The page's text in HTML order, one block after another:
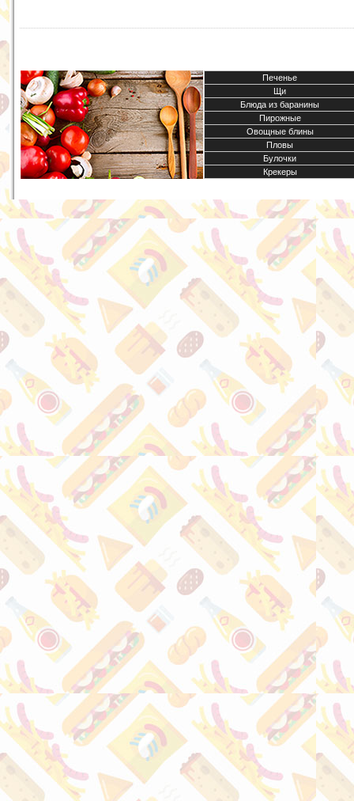
Печенье
Щи
Блюда из баранины
Пирожные
Овощные блины
Пловы
Булочки
Крекеры